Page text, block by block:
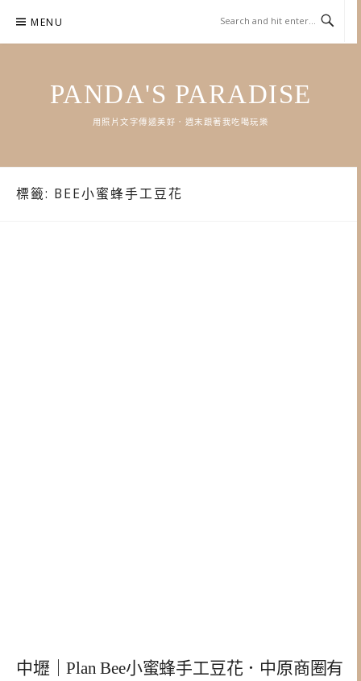
content
MENU
PANDA'S PARADISE
用照片文字傳遞美好．週末跟著我吃喝玩樂
標籤: BEE小蜜蜂手工豆花
中壢｜Plan Bee小蜜蜂手工豆花．中原商圈有